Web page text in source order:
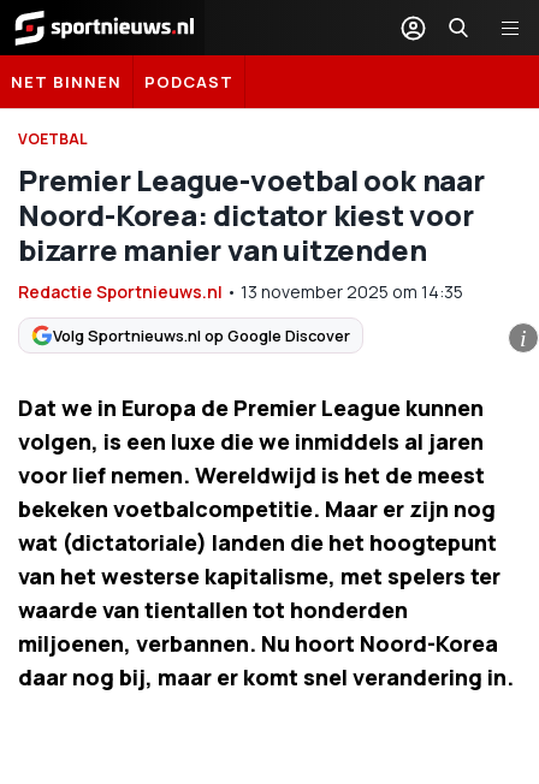
Sportnieuws.nl
NET BINNEN PODCAST
VOETBAL
Premier League-voetbal ook naar
Noord-Korea: dictator kiest voor
bizarre manier van uitzenden
Redactie Sportnieuws.nl • 13 november 2025 om 14:35
Volg Sportnieuws.nl op Google Discover i
Dat we in Europa de Premier League kunnen
volgen, is een luxe die we inmiddels al jaren
voor lief nemen. Wereldwijd is het de meest
bekeken voetbalcompetitie. Maar er zijn nog
wat (dictatoriale) landen die het hoogtepunt
van het westerse kapitalisme, met spelers ter
waarde van tientallen tot honderden
miljoenen, verbannen. Nu hoort Noord-Korea
daar nog bij, maar er komt snel verandering in.